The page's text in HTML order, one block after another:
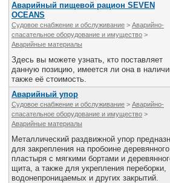
Аварийный пищевой рацион SEVEN
OCEANS
Судовое снабжение и обслуживание > Аварийно-
спасательное оборудование и имущество >
Аварийные материалы
Здесь вы можете узнать, кто поставляет
данную позицию, имеется ли она в
также её стоимость.
Аварийный упор
Судовое снабжение и обслуживание > Аварийно-
спасательное оборудование и имущество >
Аварийные материалы
Металлический раздвижной упор
для закрепления на пробоине деревянного
пластыря с мягкими бортами и
щита, а также для укрепления переборки,
водонепроницаемых и других закрытий.